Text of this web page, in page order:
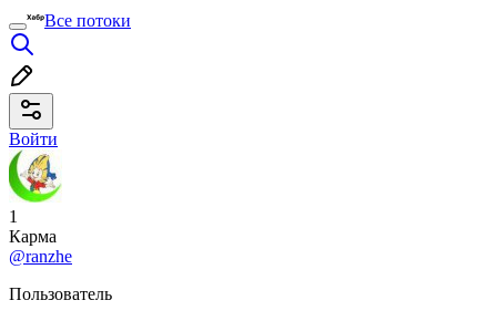
Все потоки
Войти
1
Карма
@ranzhe
Пользователь